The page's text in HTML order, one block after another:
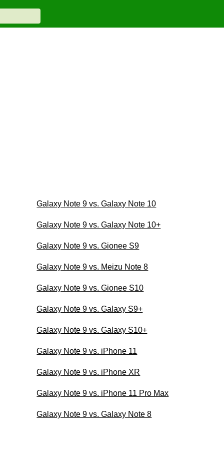
Galaxy Note 9 vs. Galaxy Note 10
Galaxy Note 9 vs. Galaxy Note 10+
Galaxy Note 9 vs. Gionee S9
Galaxy Note 9 vs. Meizu Note 8
Galaxy Note 9 vs. Gionee S10
Galaxy Note 9 vs. Galaxy S9+
Galaxy Note 9 vs. Galaxy S10+
Galaxy Note 9 vs. iPhone 11
Galaxy Note 9 vs. iPhone XR
Galaxy Note 9 vs. iPhone 11 Pro Max
Galaxy Note 9 vs. Galaxy Note 8